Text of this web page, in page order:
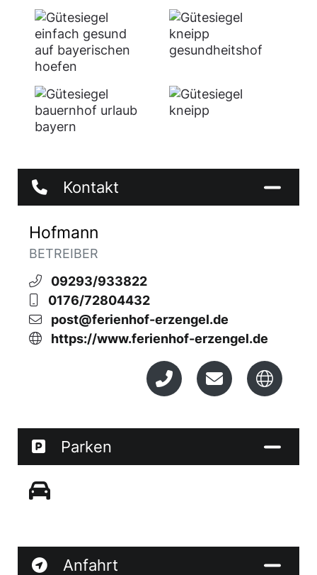
Kontakt
Hofmann
BETREIBER
09293/933822
0176/72804432
post@ferienhof-erzengel.de
https://www.ferienhof-erzengel.de
Parken
Anfahrt